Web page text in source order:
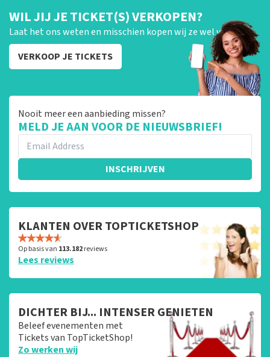
WIL JIJ JE TICKET(S) VERKOPEN?
Laat het ons weten en misschien kopen wij ze wel van je!
VERKOOP JE TICKETS
Nooit meer een aanbieding missen?
MELD JE AAN VOOR DE NIEUWSBRIEF!
INSCHRIJVEN
KLANTEN OVER TOPTICKETSHOP
Op basis van 113.182reviews
Lees reviews
DICHTER BIJ... INTENSER GENIETEN
Beleef evenementen met
Tickets van TopTicketShop!
Zo werken wij